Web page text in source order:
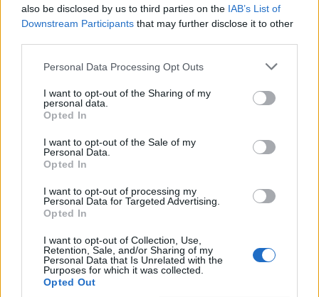
also be disclosed by us to third parties on the IAB’s List of
Downstream Participants that may further disclose it to other
Personal Data Processing Opt Outs
I want to opt-out of the Sharing of my
personal data.
Opted In
I want to opt-out of the Sale of my
Personal Data.
Opted In
I want to opt-out of processing my
Personal Data for Targeted Advertising.
Opted In
I want to opt-out of Collection, Use,
Retention, Sale, and/or Sharing of my
Personal Data that Is Unrelated with the
Purposes for which it was collected.
Opted Out
specifico, il riferimento è alle S.s. (società semplici) e
alle S.n.c. (società in nome collettivo). Per concludere,
le associazioni sportive, i liberi professionisti
regolarmente iscritti a un albo professionale, le
aderenti a un sistema di contabilità internazionale) non
sono tenute alla redazione del bilancio, nonostante
siano possessori di Partita IVA.
Dove trovare un bilancio di esercizio?
Come vedere il bilancio di un'azienda? È possibile
trovare un bilancio di esercizio di un'impresa,